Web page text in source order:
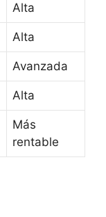
Alta
Alta
Avanzada
Alta
Más
rentable